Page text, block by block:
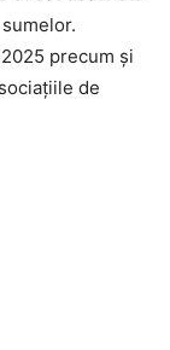
precum și
de